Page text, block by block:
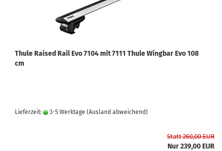
Thule Raised Rail Evo 7104 mit 7111 Thule Wingbar Evo 108
cm
Lieferzeit: 3-5 Werktage (Ausland abweichend)
Statt 260,00 EUR
Nur 239,00 EUR